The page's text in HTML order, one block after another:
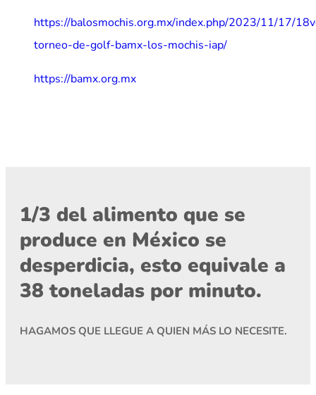
https://balosmochis.org.mx/index.php/2023/11/17/
torneo-de-golf-bamx-los-mochis-iap/
https://bamx.org.mx
1/3 del alimento que se
produce en México se
desperdicia, esto equivale a
38 toneladas por minuto.
HAGAMOS QUE LLEGUE A QUIEN MÁS LO NECESITE.